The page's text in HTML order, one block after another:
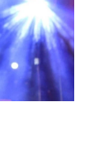
ma